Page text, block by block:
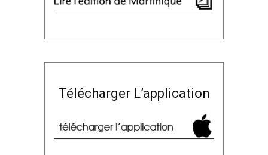
Télécharger L’application